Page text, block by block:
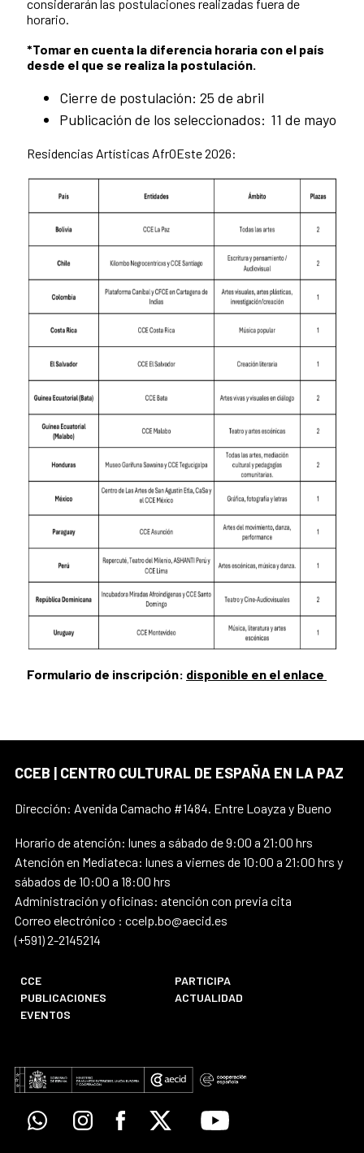
considerarán las postulaciones realizadas fuera de
horario.
*Tomar en cuenta la diferencia horaria con el país
desde el que se realiza la postulación.
Cierre de postulación: 25 de abril
Publicación de los seleccionados: 11 de mayo
Residencias Artísticas AfrOEste 2026:
Formulario de inscripción: disponible en el enlace
CCEB | CENTRO CULTURAL DE ESPAÑA EN LA PAZ
Dirección: Avenida Camacho #1484. Entre Loayza y Bueno
Horario de atención: lunes a sábado de 9:00 a 21:00 hrs
Atención en Mediateca: lunes a viernes de 10:00 a 21:00 hrs y
sábados de 10:00 a 18:00 hrs
Administración y oficinas: atención con previa cita
Correo electrónico : ccelp.bo@aecid.es
(+591) 2-2145214
CCE
PARTICIPA
PUBLICACIONES
ACTUALIDAD
EVENTOS
WhatsappInstagramFacebook
X Youtube